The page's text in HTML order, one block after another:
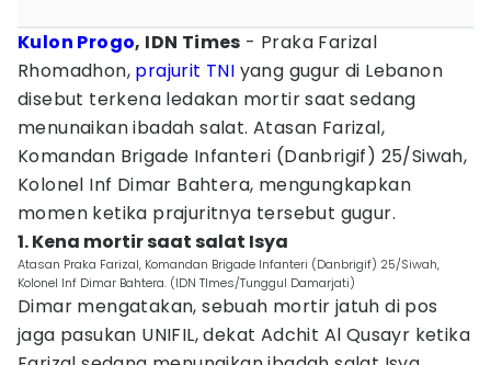
Kulon Progo, IDN Times - Praka Farizal
Rhomadhon, prajurit TNI yang gugur di Lebanon
disebut terkena ledakan mortir saat sedang
menunaikan ibadah salat. Atasan Farizal,
Komandan Brigade Infanteri (Danbrigif) 25/Siwah,
Kolonel Inf Dimar Bahtera, mengungkapkan
momen ketika prajuritnya tersebut gugur.
1. Kena mortir saat salat Isya
Atasan Praka Farizal, Komandan Brigade Infanteri (Danbrigif) 25/Siwah,
Kolonel Inf Dimar Bahtera. (IDN TImes/Tunggul Damarjati)
Dimar mengatakan, sebuah mortir jatuh di pos
jaga pasukan UNIFIL, dekat Adchit Al Qusayr ketika